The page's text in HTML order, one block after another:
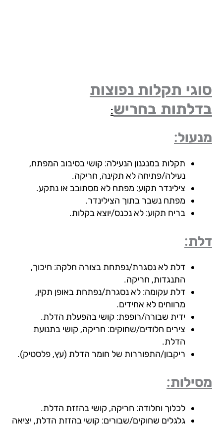
תקלות נפוצות
בחריש:
תקלות במנגנון הנעילה: קושי בסיבוב המפתח,
נעילה/פתיחה לא תקינה, חריקה.
צילינדר תקוע: מפתח לא מסתובב או נתקע.
מפתח נשבר בתוך הצילינדר.
בריח תקוע: לא נכנס/יוצא בקלות.
דלת לא נסגרת/נפתחת בצורה חלקה: חיכוך,
התנגדות, חריקה.
דלת עקומה: לא נסגרת/נפתחת באופן תקין,
מרווחים לא אחידים.
ידית שבורה/רופפת: קושי בהפעלת הדלת.
צירים חלודים/שחוקים: חריקה, קושי בתנועת
הדלת.
ריקבון/התפוררות של חומר הדלת (עץ, פלסטיק).
לכלוך וחלודה: חריקה, קושי בהזזת הדלת.
גלגלים שחוקים/שבורים: קושי בהזזת הדלת, יציאה